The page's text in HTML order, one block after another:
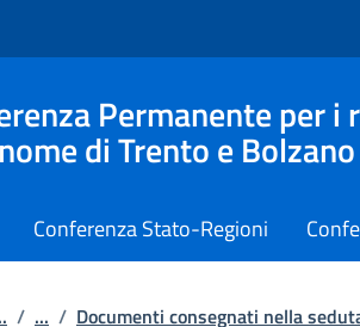
Permanente per
di Trento e Bolzano
Conferenza Stato-Regioni
/ ... / Documenti consegnati nella